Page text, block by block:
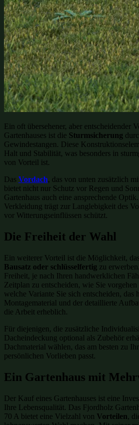
Ein oft übersehener, aber entscheidender
Gartenhauses ist die Sturmsicherung
Gewindestangen. Diese
Halt und Stabilität, was besonders in
von Vorteil ist.
Das Vordach, das von unten zusätzlich
bietet nicht nur Schutz vor Regen und
Gartenhaus auch eine ansprechende
Verkleidung trägt zur Langlebigkeit des
vor Witterungseinflüssen schützt.
Die Freiheit der Wahl
Ein weiterer Vorteil ist die Möglichkeit,
Bausatz oder schlüsselfertig zu
Freiheit, je nach Ihren handwerklichen
Zeitplan zu entscheiden, wie Sie
welche Variante Sie sich entscheiden, das
Montagematerial und der detaillierte
die Arbeit erheblich.
Für diejenigen, die zusätzliche
Dacheindeckung optional als Zubehör
Dachmaterial wählen, das am besten zu
persönlichen Vorlieben passt.
Ein Gartenhaus mit
Der Kauf eines Gartenhauses ist eine
Ihre Lebensqualität. Das Fjordholz
70 A bietet eine Vielzahl von Vorteilen,